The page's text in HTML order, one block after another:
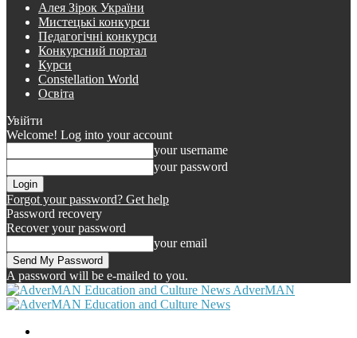
Алея Зірок України
Мистецькі конкурси
Педагогічні конкурси
Конкурсний портал
Курси
Constellation World
Освіта
Увійти
Welcome! Log into your account
your username
your password
Forgot your password? Get help
Password recovery
Recover your password
your email
A password will be e-mailed to you.
AdverMAN